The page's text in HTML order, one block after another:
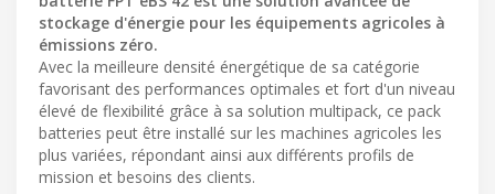
stockage d'énergie pour les équipements agricoles à
émissions zéro.
Avec la meilleure densité énergétique de sa catégorie
favorisant des performances optimales et fort d'un niveau
élevé de flexibilité grâce à sa solution multipack, ce pack
batteries peut être installé sur les machines agricoles les
plus variées, répondant ainsi aux différents profils de
mission et besoins des clients.